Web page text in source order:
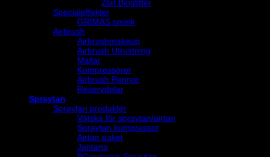
Ztirl Bioglitter
Specialeffekter
GRIMAS smink
Airbrush
Airbrushmakeup
Airbrush Utrustning
Mallar
Kompressorer
Airbrush Pennor
Reservdelar
Spraytan
Spraytan produkter
Vätska för spraytan/airtan
Spraytan kompressor
Airtan paket
Jantana